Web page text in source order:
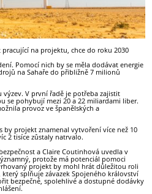
na projektu, chce do roku 2030
Pomocí nich by se měla dodávat energie
na Sahaře do přibližně 7 milionů
V první řadě je potřeba zajistit
se pohybují mezi 20 a 22 miliardami liber.
provoz ve španělských a
by projekt znamenal vytvoření více než 10
2 tisíce zůstaly natrvalo.
a Claire Coutinhová uvedla v
protože má potenciál pomoci
projekt by mohl hrát důležitou roli
splňuje závazek Spojeného království
bezpečné, spolehlivé a dostupné dodávky